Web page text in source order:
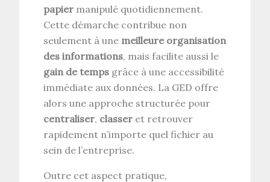
papier manipulé quotidiennement.
Cette démarche contribue non
seulement à une meilleure organisation
des informations, mais facilite aussi le
gain de temps grâce à une accessibilité
immédiate aux données. La GED offre
alors une approche structurée pour
centraliser, classer et retrouver
rapidement n’importe quel fichier au
sein de l’entreprise.
Outre cet aspect pratique,